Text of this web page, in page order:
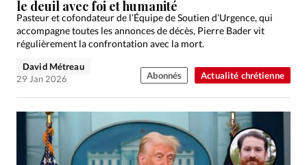
RUBRIQUES
Tous les articles
Actualité chrétienne
Actualité internationale
Dossier
Génération réveil
Monde
Société
Tour du monde des Eglises
Trait d'Ixène
Vécu
Vie Intérieure
Actualité chrétienne
le deuil avec foi et humanité
Pasteur et cofondateur de l’Équipe de Soutien d’Urgence, qui
accompagne toutes les annonces de décès, Pierre Bader vit
régulièrement la confrontation avec la mort.
David Métreau
29 Jan 2026
Abonnés